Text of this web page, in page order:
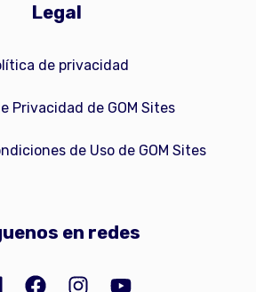
Legal
de privacidad
Privacidad de GOM Sites
de Uso de GOM Sites
en redes